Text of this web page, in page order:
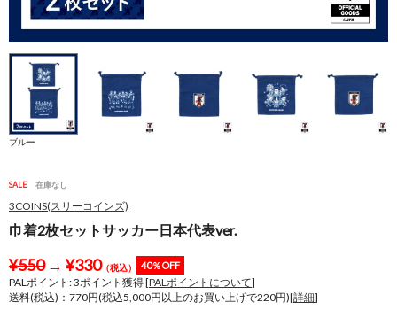
ブルー
SALE 在庫なし
3COINS(スリーコインズ)
巾着2枚セットサッカー日本代表ver.
¥550→ ¥330（税込） 40％OFF
PALポイント:3ポイント獲得 [PALポイントについて]
送料(税込)：770円(税込5,000円以上のお買い上げで220円)[詳細]